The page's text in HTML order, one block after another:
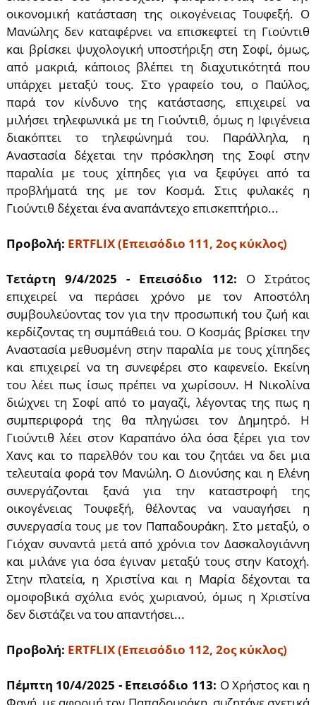
οικονομική κατάσταση της οικογένειας Τουφεξή. Ο
Μανώλης δεν καταφέρνει να επισκεφτεί τη Γιούντιθ
και βρίσκει ψυχολογική υποστήριξη στη Σοφί, όμως,
από μακριά, κάποιος βλέπει τη διαχυτικότητά που
υπάρχει μεταξύ τους. Στο γραφείο του, ο Παύλος,
παρά τον κίνδυνο της κατάστασης, επιχειρεί να
μιλήσει τηλεφωνικά με τη Γιούντιθ, όμως η Ιφιγένεια
διακόπτει το τηλεφώνημά του. Παράλληλα, η
Αναστασία δέχεται την πρόσκληση της Σοφί στην
παραλία με τους χίπηδες για να ξεφύγει από τα
προβλήματά της με τον Κοσμά. Στις φυλακές η
Γιούντιθ δέχεται ένα αναπάντεχο επισκεπτήριο...
Προβολή: ERTFLIX (Επεισόδιο 111, 2ος κύκλος)
Τετάρτη 9/4/2025 - Επεισόδιο 112: Ο Στράτος
επιχειρεί να περάσει χρόνο με τον Αποστόλη
συμβουλεύοντας τον για την προσωπική του ζωή και
κερδίζοντας τη συμπάθειά του. Ο Κοσμάς βρίσκει την
Αναστασία μεθυσμένη στην παραλία με τους χίπηδες
και επιχειρεί να τη συνεφέρει στο καφενείο. Εκείνη
του λέει πως ίσως πρέπει να χωρίσουν. Η Νικολίνα
διώχνει τη Σοφί από το μαγαζί, λέγοντας της πως η
συμπεριφορά της θα πληγώσει τον Δημητρό. Η
Γιούντιθ λέει στον Καραπάνο όλα όσα ξέρει για τον
Χανς και το παρελθόν του και του ζητάει να δει μια
τελευταία φορά τον Μανώλη. Ο Διονύσης και η Ελένη
συνεργάζονται ξανά για την καταστροφή της
οικογένειας Τουφεξή, θέλοντας να ναυαγήσει η
συνεργασία τους με τον Παπαδουράκη. Στο μεταξύ, ο
Γιόχαν συναντά μετά από χρόνια τον Δασκαλογιάννη
και μιλάνε για όσα έγιναν μεταξύ τους στην Κατοχή.
Στην πλατεία, η Χριστίνα και η Μαρία δέχονται τα
ομοφοβικά σχόλια ενός χωριανού, όμως η Χριστίνα
δεν διστάζει να του απαντήσει...
Προβολή: ERTFLIX (Επεισόδιο 112, 2ος κύκλος)
Πέμπτη 10/4/2025 - Επεισόδιο 113: O Χρήστος και η